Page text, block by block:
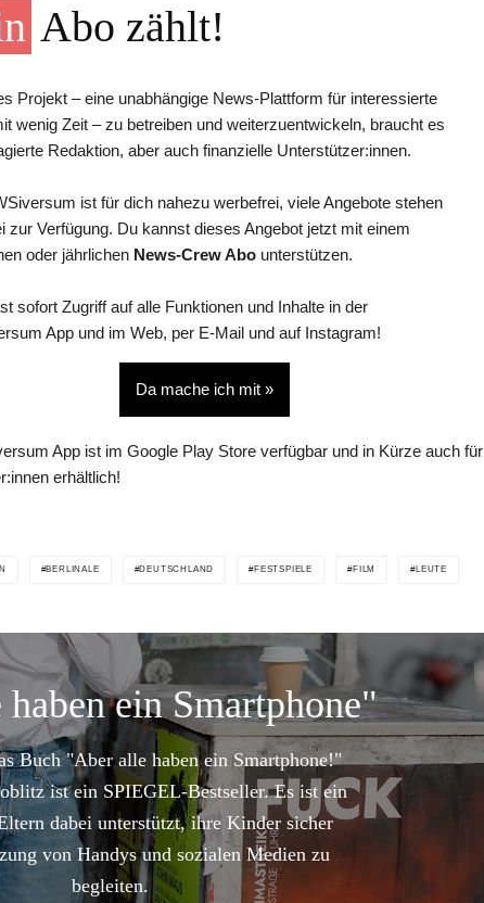
Abo zählt!
Projekt – eine unabhängige News-Plattform für interessierte
wenig Zeit – zu betreiben und weiterzuentwickeln, braucht es
Redaktion, aber auch finanzielle Unterstützer:innen.
ist für dich nahezu werbefrei, viele Angebote stehen
zur Verfügung. Du kannst dieses Angebot jetzt mit einem
oder jährlichen News-Crew Abo unterstützen.
sofort Zugriff auf alle Funktionen und Inhalte in der
App und im Web, per E-Mail und auf Instagram!
Da mache ich mit »
App ist im Google Play Store verfügbar und in Kürze auch für
erhältlich!
BERLINALE DEUTSCHLAND FESTSPIELE FILM LEUTE
ein Smartphone"
Buch "Aber alle haben ein Smartphone!"
ist ein SPIEGEL-Bestseller. Es ist ein
dabei unterstützt, ihre Kinder sicher
von Handys und sozialen Medien zu
begleiten.